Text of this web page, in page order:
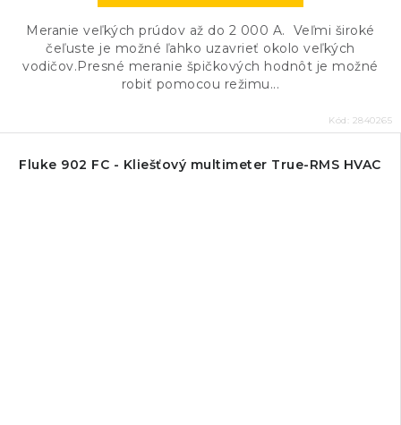
Meranie veľkých prúdov až do 2 000 A. Veľmi široké
čeľuste je možné ľahko uzavrieť okolo veľkých
vodičov.Presné meranie špičkových hodnôt je možné
robiť pomocou režimu...
Kód: 2840265
Fluke 902 FC - Kliešťový multimeter True-RMS HVAC